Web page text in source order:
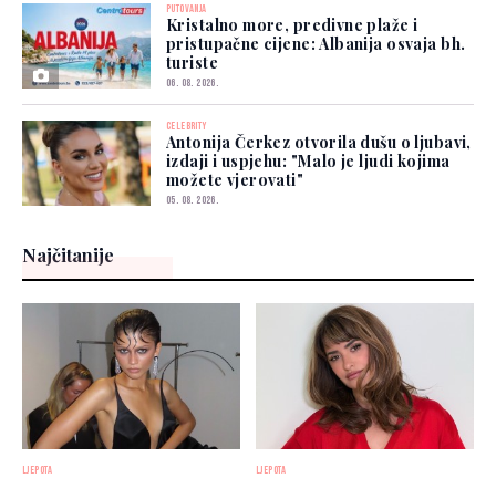
PUTOVANJA
Kristalno more, predivne plaže i
pristupačne cijene: Albanija osvaja bh.
turiste
06. 08. 2026.
CELEBRITY
Antonija Čerkez otvorila dušu o ljubavi,
izdaji i uspjehu: "Malo je ljudi kojima
možete vjerovati"
05. 08. 2026.
Najčitanije
LJEPOTA LJEPOTA